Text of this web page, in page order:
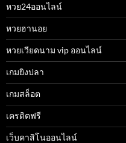
หวย24ออนไลน์
หวยฮานอย
หวยเวียดนาม vip ออนไลน์
เกมยิงปลา
เกมสล็อต
เครดิตฟรี
เว็บคาสิโนออนไลน์